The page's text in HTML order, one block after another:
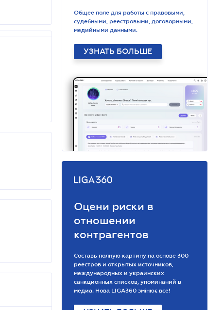
Общее поле для работы с правовыми,
судебными, реестровыми, договорными,
медийными данными.
УЗНАТЬ БОЛЬШЕ
Оцени риски в
отношении
контрагентов
Составь полную картину на основе 300
реестров и открытых источников,
международных и украинских
санкционных списков, упоминаний в
медиа. Нова LIGA360 змінює все!